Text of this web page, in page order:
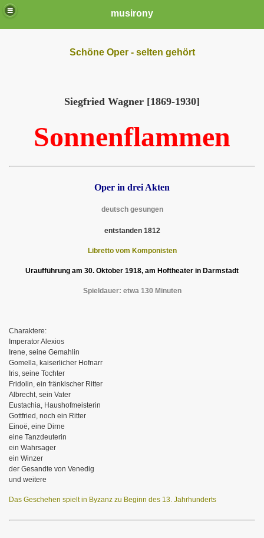
musirony
Schöne Oper - selten gehört
Siegfried Wagner [1869-1930]
Sonnenflammen
Oper in drei Akten
deutsch gesungen
entstanden 1812
Libretto vom Komponisten
Uraufführung am 30. Oktober 1918, am Hoftheater in Darmstadt
Spieldauer: etwa 130 Minuten
Charaktere:
Imperator Alexios
Irene, seine Gemahlin
Gomella, kaiserlicher Hofnarr
Iris, seine Tochter
Fridolin, ein fränkischer Ritter
Albrecht, sein Vater
Eustachia, Haushofmeisterin
Gottfried, noch ein Ritter
Einoë, eine Dirne
eine Tanzdeuterin
ein Wahrsager
ein Winzer
der Gesandte von Venedig
und weitere
Das Geschehen spielt in Byzanz zu Beginn des 13. Jahrhunderts